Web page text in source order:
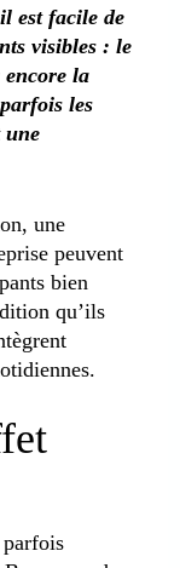
est facile de
visibles : le
la
les
une
une
peuvent
bien
qu’ils